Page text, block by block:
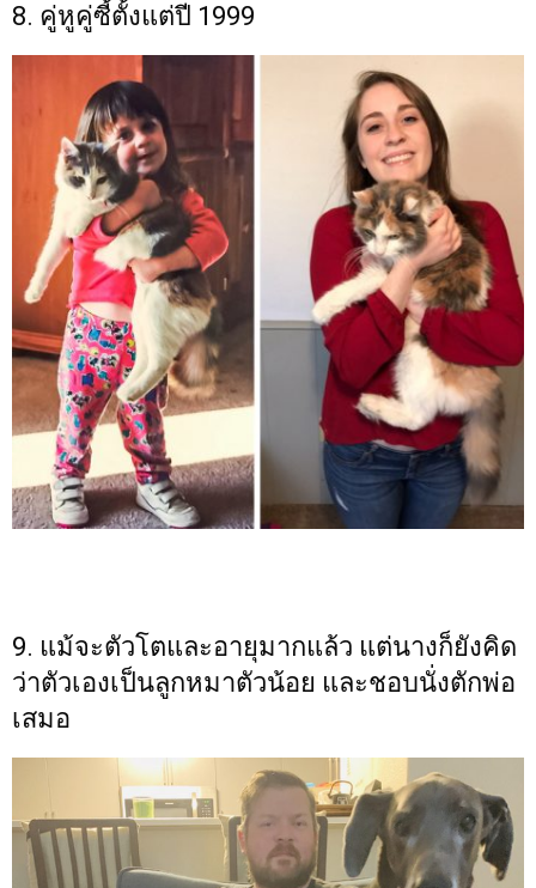
8. คู่หูคู่ซี้ตั้งแต่ปี 1999
9. แม้จะตัวโตและอายุมากแล้ว แต่นางก็ยังคิด
ว่าตัวเองเป็นลูกหมาตัวน้อย และชอบนั่งตักพ่อ
เสมอ